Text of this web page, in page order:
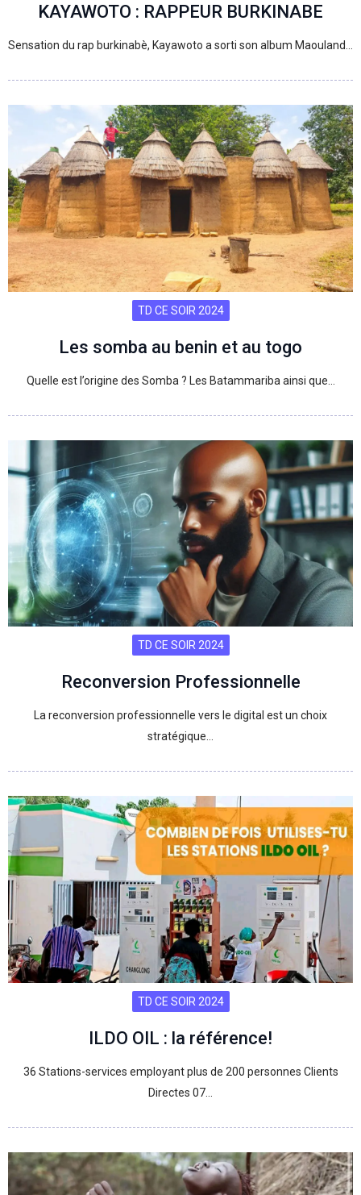
KAYAWOTO : RAPPEUR BURKINABE
Sensation du rap burkinabè, Kayawoto a sorti son album Maouland…
TD CE SOIR 2024
Les somba au benin et au togo
Quelle est l’origine des Somba ? Les Batammariba ainsi que…
TD CE SOIR 2024
Reconversion Professionnelle
La reconversion professionnelle vers le digital est un choix
stratégique…
TD CE SOIR 2024
ILDO OIL : la référence!
36 Stations-services employant plus de 200 personnes Clients
Directes 07…